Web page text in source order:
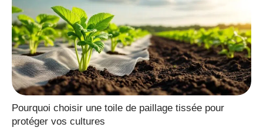
Pourquoi choisir une toile de paillage tissée pour
protéger vos cultures